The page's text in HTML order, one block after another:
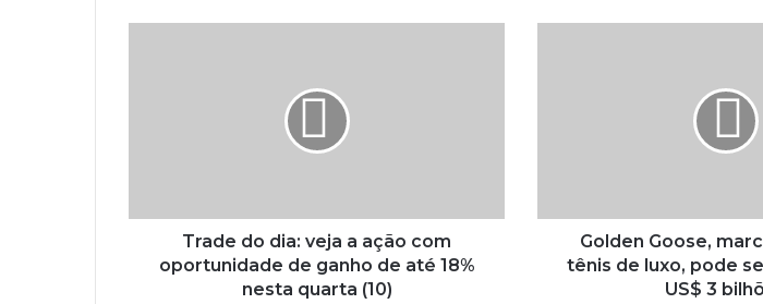
Trade do dia: veja a ação com
oportunidade de ganho de até 18%
nesta quarta (10)
Golden Goose,
tênis de luxo, pode
US$ 3